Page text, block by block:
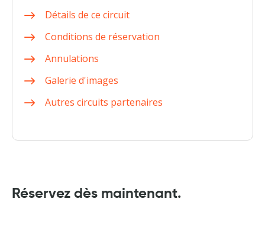
Détails de ce circuit
Conditions de réservation
Annulations
Galerie d'images
Autres circuits partenaires
Réservez dès maintenant.